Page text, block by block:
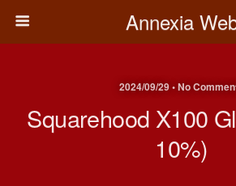
Annexia
2024/09/29 • No
Squarehood X100
10%)